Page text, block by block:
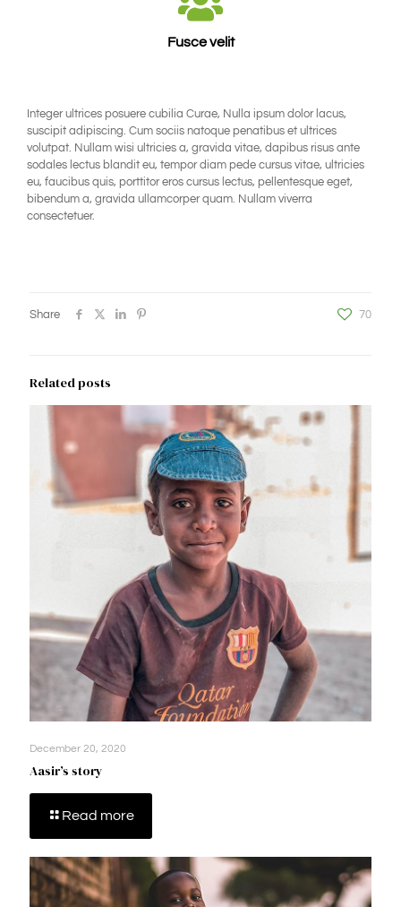
Fusce velit
Integer ultrices posuere cubilia Curae, Nulla ipsum dolor lacus,
suscipit adipiscing. Cum sociis natoque penatibus et ultrices
volutpat. Nullam wisi ultricies a, gravida vitae, dapibus risus ante
sodales lectus blandit eu, tempor diam pede cursus vitae, ultricies
eu, faucibus quis, porttitor eros cursus lectus, pellentesque eget,
bibendum a, gravida ullamcorper quam. Nullam viverra
consectetuer.
Share 70
Related posts
December 20, 2020
Aasir’s story
Read more